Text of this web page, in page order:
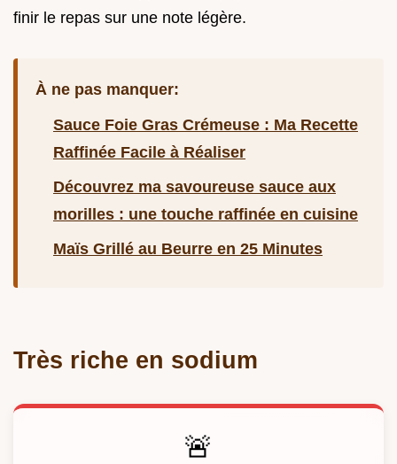
finir le repas sur une note légère.
À ne pas manquer:
Sauce Foie Gras Crémeuse : Ma Recette
Raffinée Facile à Réaliser
Découvrez ma savoureuse sauce aux
morilles : une touche raffinée en cuisine
Maïs Grillé au Beurre en 25 Minutes
Très riche en sodium
🚨